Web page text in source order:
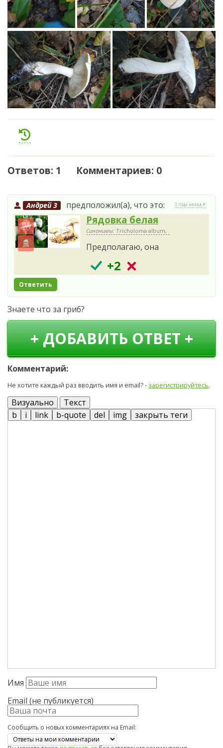
Ответов: 1 Комментариев: 0
Андрей 3 предположил(а), что это: 3 года назад #
Рядовка белая
Синонимы: Tricholoma album, .
Предполагаю, она
+2
Ответить
Знаете что за гриб?
+ ДОБАВИТЬ ОТВЕТ +
Комментарий:
Не хотите каждый раз вводить имя и email? - зарегистрируйтесь.
Визуально Текст
Имя
Email (не публикуется)
Сообщить о новых комментариях на Email: